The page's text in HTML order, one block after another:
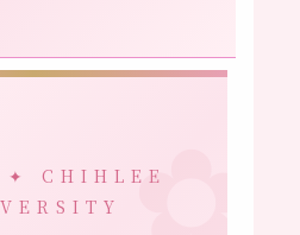
✦ CHIHLEE